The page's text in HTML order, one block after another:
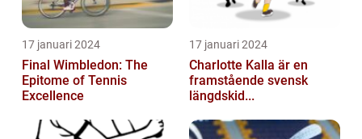
17 januari 2024
Final Wimbledon: The
Epitome of Tennis
Excellence
17 januari 2024
Charlotte Kalla är en
framstående svensk
längdskid...